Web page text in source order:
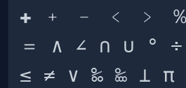
✚ ﹢ ﹣ ﹤ ﹥
＝ ∧ ∠ ∩ ∪ °
≤ ≠ ∨ ‰ ‱ ⊥ π